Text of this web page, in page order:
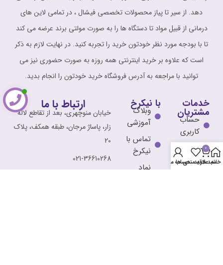
دهد. از سیر تا پیاز محصولات تخصصی فیشال ، در تمامی لاین های
درمانی از قبیل مواد تا دستگاه ها را به صورت مولتی برند عرضه می کند
تا با بودجه مورد نظر خودتون خرید را تجربه کنید. در نهایت لازم به ذکر
است که علاوه بر خرید اینترنتی همه روزه به صورت حضوری نیز می
توانید با مراجعه به آدرس فروشگاه خرید خودتون را انجام بدید.
خدمات
مشتریان
حساب
کاربری
پیگیری
سفارش
با نیکرخ
وبلاگ
آموزشی
تماس با
نیکرخ
نماد
ارتباط با ما
خیابان منوچهری، بعد از تقاطع لاله
زار، پاساژ مرجان، طبقه همکف، پلاک
20
021-36610268
خانه
0
سبد خرید
علاقه مندی ها
حساب من